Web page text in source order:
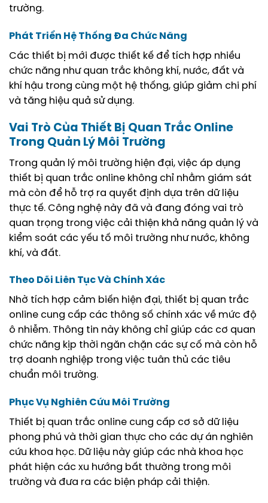
trường.
Phát Triển Hệ Thống Đa Chức Năng
Các thiết bị mới được thiết kế để tích hợp nhiều
chức năng như quan trắc không khí, nước, đất và
khí hậu trong cùng một hệ thống, giúp giảm chi phí
và tăng hiệu quả sử dụng.
Vai Trò Của Thiết Bị Quan Trắc Online
Trong Quản Lý Môi Trường
Trong quản lý môi trường hiện đại, việc áp dụng
thiết bị quan trắc online không chỉ nhằm giám sát
mà còn để hỗ trợ ra quyết định dựa trên dữ liệu
thực tế. Công nghệ này đã và đang đóng vai trò
quan trọng trong việc cải thiện khả năng quản lý và
kiểm soát các yếu tố môi trường như nước, không
khí, và đất.
Theo Dõi Liên Tục Và Chính Xác
Nhờ tích hợp cảm biến hiện đại, thiết bị quan trắc
online cung cấp các thông số chính xác về mức độ
ô nhiễm. Thông tin này không chỉ giúp các cơ quan
chức năng kịp thời ngăn chặn các sự cố mà còn hỗ
trợ doanh nghiệp trong việc tuân thủ các tiêu
chuẩn môi trường.
Phục Vụ Nghiên Cứu Môi Trường
Thiết bị quan trắc online cung cấp cơ sở dữ liệu
phong phú và thời gian thực cho các dự án nghiên
cứu khoa học. Dữ liệu này giúp các nhà khoa học
phát hiện các xu hướng bất thường trong môi
trường và đưa ra các biện pháp cải thiện.